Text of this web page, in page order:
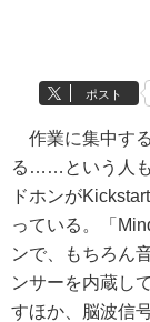
ポスト
作業に集中す
る……という人も
ドホンが
っている。「
ンで、もちろん
ンサーを内蔵し
すほか、脳波信